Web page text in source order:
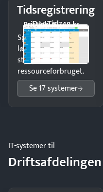
Tidsregistrering
DanTid
Pristjek: 5.748 kr
Spar tid på
lønberegning og få
styr på
ressourceforbruget.
Se 17 systemer
IT-systemer til
Driftsafdelingen